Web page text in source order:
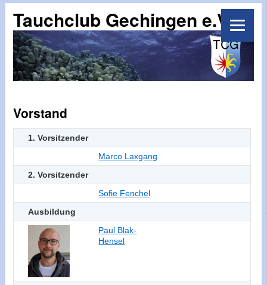
Tauchclub Gechingen e.V.
Vorstand
1. Vorsitzender
Marco Laxgang
2. Vorsitzender
Sofie Fenchel
Ausbildung
Paul Blak-
Hensel